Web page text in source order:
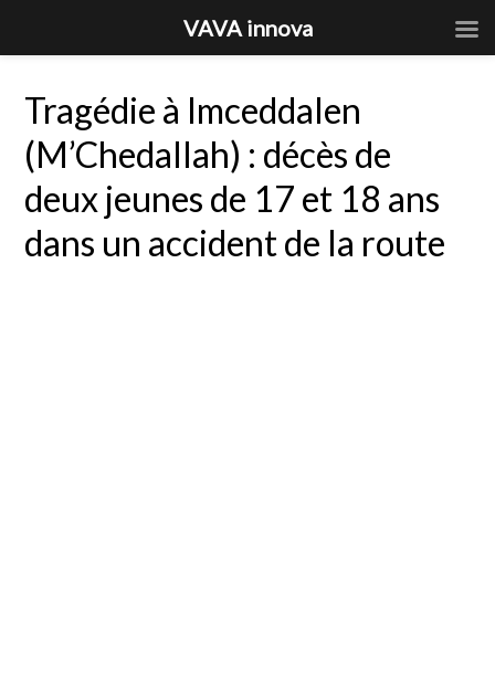
Tragédie à Imceddalen
(M’Chedallah) : décès de
deux jeunes de 17 et 18 ans
dans un accident de la route
VAVA innova